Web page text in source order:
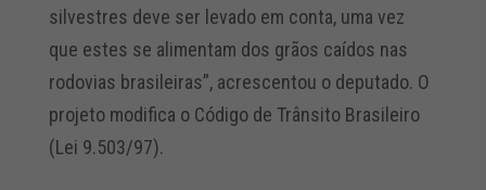
silvestres deve ser levado em conta, uma vez
que estes se alimentam dos grãos caídos nas
rodovias brasileiras”, acrescentou o deputado. O
projeto modifica o Código de Trânsito Brasileiro
(Lei 9.503/97).